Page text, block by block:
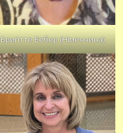
Бриґітте Вебер (Німеччина)